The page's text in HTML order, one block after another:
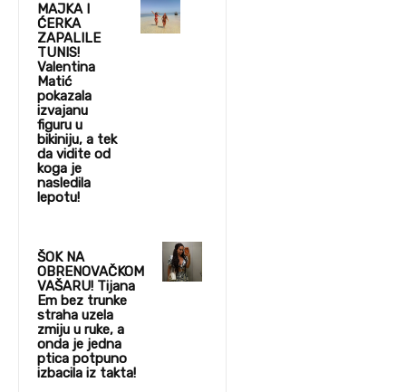
MAJKA I
ĆERKA
ZAPALILE
TUNIS!
Valentina
Matić
pokazala
izvajanu
figuru u
bikiniju, a tek
da vidite od
koga je
nasledila
lepotu!
ŠOK NA
OBRENOVAČKOM
VAŠARU! Tijana
Em bez trunke
straha uzela
zmiju u ruke, a
onda je jedna
ptica potpuno
izbacila iz takta!